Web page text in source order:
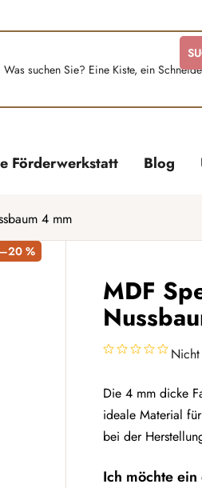
Förderwerkstatt Blog
4 mm
MDF
Die 4 mm dicke
ideale Material
bei der
Ich möchte
–20 %